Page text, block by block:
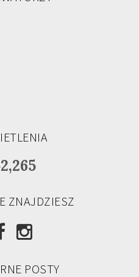
ZNAJDZIESZ
POSTY